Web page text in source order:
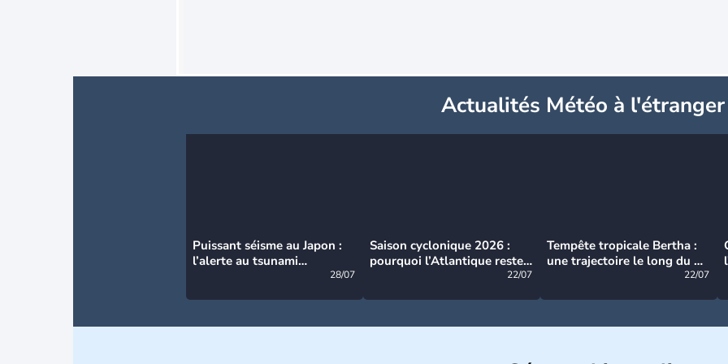
Actualités Météo à l'étranger
Puissant séisme au Japon :
l’alerte au tsunami
28/07
Saison cyclonique 2026 :
pourquoi l’Atlantique reste
22/07
Tempête tropicale Bertha :
une trajectoire le long du du
22/07